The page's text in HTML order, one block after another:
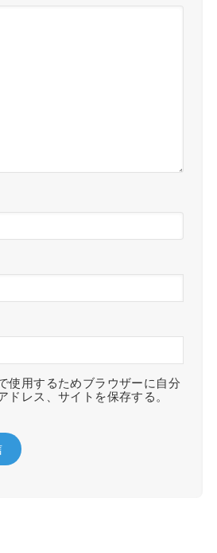
使用するためブラウザーに自分
ドレス、サイトを保存する。